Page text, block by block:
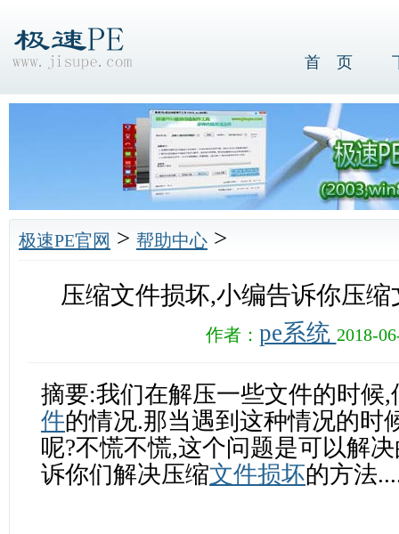
首 页
极速PE官网 > 帮助中心 >
压缩文件损坏,小编告诉你压
作者： pe系统 2018-
摘要:我们在解压一些文件的时候,
件的情况.那当遇到这种情况的时
呢?不慌不慌,这个问题是可以解
诉你们解决压缩文件损坏的方法